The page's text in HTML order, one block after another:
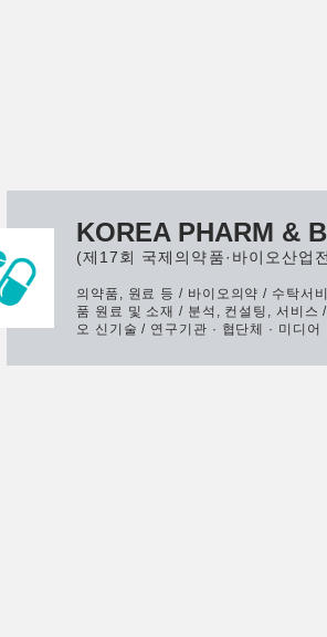
KOREA PHARM &
(제17회 국제의약품·바이오산업
의약품, 원료 등 / 바이오의약 / 수탁서
품 원료 및 소재 / 분석, 컨설팅, 서비스
오 신기술 / 연구기관 · 협단체 · 미디어